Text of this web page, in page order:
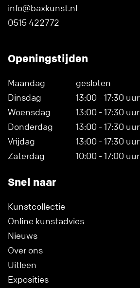
info@baxkunst.nl
0515 422772
Openingstijden
Maandag
gesloten
Dinsdag
13:00 - 17:30 uur
Woensdag
13:00 - 17:30 uur
Donderdag
13:00 - 17:30 uur
Vrijdag
13:00 - 17:30 uur
Zaterdag
10:00 - 17:00 uur
Snel naar
Kunstcollectie
Online kunstadvies
Nieuws
Over ons
Uitleen
Exposities